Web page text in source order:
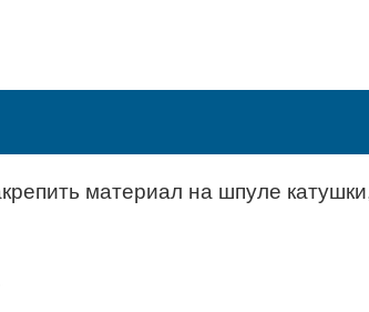
материал на шпуле